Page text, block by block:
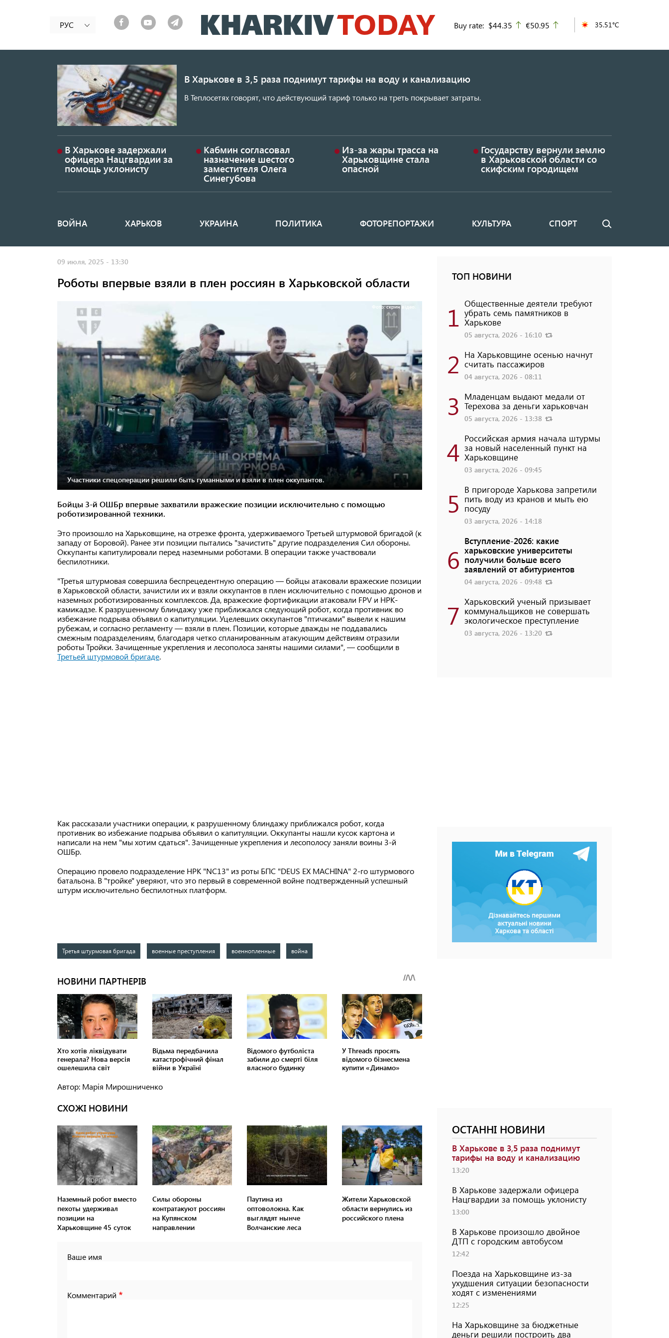
к
основному
РУС Buy rate: $44.35 up
€50.95 35.51°C
В Харькове в 3,5 раза поднимут тарифы на воду и канализацию
В Теплосетях говорят, что действующий тариф только на треть покрывает затраты.
В Харькове задержали
офицера Нацгвардии за
помощь уклонисту
Кабмин согласовал
назначение шестого
заместителя Олега
Синегубова
Из-за жары трасса на
Харьковщине стала
опасной
Государству вернули землю
в Харьковской области со
скифским городищем
Основная
ВОЙНА ХАРЬКОВ УКРАИНА ПОЛИТИКА ФОТОРЕПОРТАЖИ КУЛЬТУРА СПОРТ Поиск
09 июля, 2025 - 13:30
Роботы впервые взяли в плен россиян в Харьковской области
Фото: скрин відео.
Участники спецоперации решили быть гуманными и взяли в плен оккупантов.
Бойцы 3-й ОШБр впервые захватили вражеские позиции исключительно с помощью
роботизированной техники.
Это произошло на Харьковщине, на отрезке фронта, удерживаемого Третьей штурмовой бригадой (к
западу от Боровой). Ранее эти позиции пытались "зачистить" другие подразделения Сил обороны.
Оккупанты капитулировали перед наземными роботами. В операции также участвовали
беспилотники.
"Третья штурмовая совершила беспрецедентную операцию — бойцы атаковали вражеские позиции
в Харьковской области, зачистили их и взяли оккупантов в плен исключительно с помощью дронов и
наземных роботизированных комплексов. Да, вражеские фортификации атаковали FPV и НРК-
камикадзе. К разрушенному блиндажу уже приближался следующий робот, когда противник во
избежание подрыва объявил о капитуляции. Уцелевших оккупантов "птичками" вывели к нашим
рубежам, и согласно регламенту — взяли в плен. Позиции, которые дважды не поддавались
смежным подразделениям, благодаря четко спланированным атакующим действиям отразили
роботы Тройки. Зачищенные укрепления и лесополоса заняты нашими силами", — сообщили в
Третьей штурмовой бригаде.
Как рассказали участники операции, к разрушенному блиндажу приближался робот, когда
противник во избежание подрыва объявил о капитуляции. Оккупанты нашли кусок картона и
написали на нем "мы хотим сдаться". Зачищенные укрепления и лесополосу заняли воины 3-й
ОШБр.
Операцию провело подразделение НРК "NC13" из роты БПС "DEUS EX MACHINA" 2-го штурмового
батальона. В "тройке" уверяют, что это первый в современной войне подтвержденный успешный
штурм исключительно беспилотных платформ.
Третья штурмовая бригада военные преступления военнопленные война
Автор: Марія Мирошниченко
СХОЖІ НОВИНИ
Наземный робот вместо
пехоты удерживал
позиции на
Харьковщине 45 суток
Силы обороны
контратакуют россиян
на Купянском
направлении
Паутина из
оптоволокна. Как
выглядят нынче
Волчанские леса
Жители Харьковской
области вернулись из
российского плена
Ваше имя
Комментарий
ТОП НОВИНИ
1 Общественные деятели требуют
убрать семь памятников в
Харькове
05 августа, 2026 - 16:10
2 На Харьковщине осенью начнут
считать пассажиров
04 августа, 2026 - 08:11
3 Младенцам выдают медали от
Терехова за деньги харьковчан
05 августа, 2026 - 13:38
4 Российская армия начала штурмы
за новый населенный пункт на
Харьковщине
03 августа, 2026 - 09:45
5 В пригороде Харькова запретили
пить воду из кранов и мыть ею
посуду
03 августа, 2026 - 14:18
6
Вступление-2026: какие
харьковские университеты
получили больше всего
заявлений от абитуриентов
04 августа, 2026 - 09:48
7 Харьковский ученый призывает
коммунальщиков не совершать
экологическое преступление
03 августа, 2026 - 13:20
ОСТАННІ НОВИНИ
В Харькове в 3,5 раза поднимут
тарифы на воду и канализацию
13:20
В Харькове задержали офицера
Нацгвардии за помощь уклонисту
13:00
В Харькове произошло двойное
ДТП с городским автобусом
12:42
Поезда на Харьковщине из-за
ухудшения ситуации безопасности
ходят с изменениями
12:25
На Харьковщине за бюджетные
деньги решили построить два